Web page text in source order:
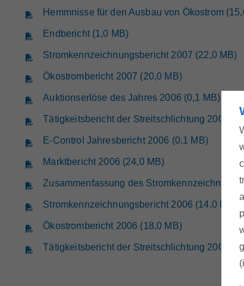
Hemmnisse für den Ausbau von Ökostrom
Endbericht (1,0 MB)
Stromkennzeichnungsbericht 2007 (22,0 MB)
Ökostrombericht 2007 (20,0 MB)
Auktionserlöse des Jahres 2006 (0,1 MB)
Tätigkeitsbericht der Streitschlichtung 2006
E-Control Jahresbericht 2006 (0,1 MB)
Marktbericht 2006 (24,0 MB)
Zusammenfassung des
Stromkennzeichnungsbericht 2006 (14,0 MB)
Ökostrombericht 2006 (18,0 MB)
Tätigkeitsbericht der Streitschlichtung 2005